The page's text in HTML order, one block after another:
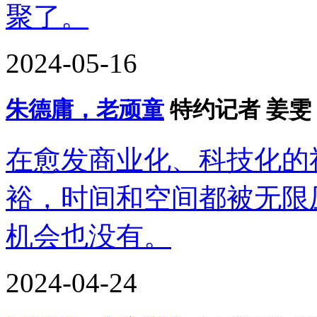
聚了。
2024-05-16
朱德庸，老顽童 特约记者 姜
在愈发商业化、科技化
裕，时间和空间都被无
机会也没有。
2024-04-24